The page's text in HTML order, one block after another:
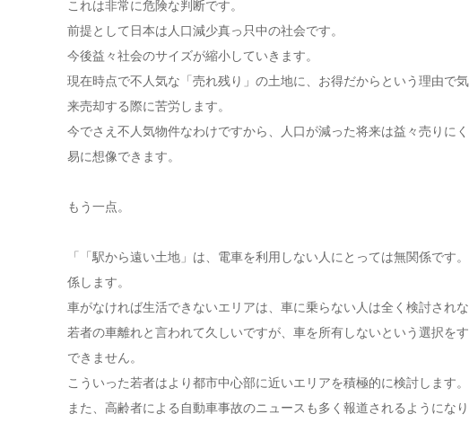
これは非常に危険な判断です。
前提として日本は人口減少真っ只中の社会です。
今後益々社会のサイズが縮小していきます。
現在時点で不人気な「売れ残り」の土地に、お得だからという理由で
来売却する際に苦労します。
今でさえ不人気物件なわけですから、人口が減った将来は益々売りに
易に想像できます。
もう一点。
「「駅から遠い土地」は、電車を利用しない人にとっては無関係です
係します。
車がなければ生活できないエリアは、車に乗らない人は全く検討されな
若者の車離れと言われて久しいですが、車を所有しないという選択を
できません。
こういった若者はより都市中心部に近いエリアを積極的に検討します。
また、高齢者による自動車事故のニュースも多く報道されるようになり